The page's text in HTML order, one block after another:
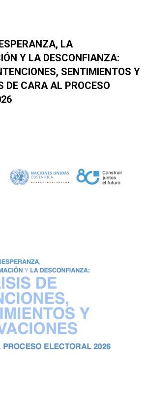
LA
Y LA DESCONFIANZA:
SENTIMIENTOS Y
DE CARA AL PROCESO